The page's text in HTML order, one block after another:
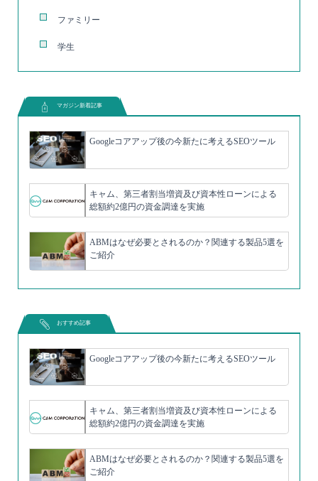
ファミリー
学生
マガジン新着記事
Googleコアアップ後の今新たに考えるSEOツール
キャム、第三者割当増資及び資本性ローンによる
総額約2億円の資金調達を実施
ABMはなぜ必要とされるのか？関連する製品5選を
ご紹介
おすすめ記事
Googleコアアップ後の今新たに考えるSEOツール
キャム、第三者割当増資及び資本性ローンによる
総額約2億円の資金調達を実施
ABMはなぜ必要とされるのか？関連する製品5選を
ご紹介